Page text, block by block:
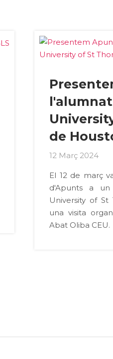
de
12 Març 2024
El 12 de març
d'Apunts a
University of
una visita
Abat Oliba CEU.